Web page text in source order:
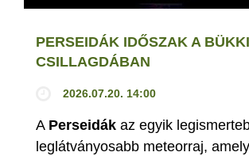
PERSEIDÁK IDŐSZAK A BÜKKI
CSILLAGDÁBAN
2026.07.20. 14:00
A Perseidák az egyik
leglátványosabb meteorraj,